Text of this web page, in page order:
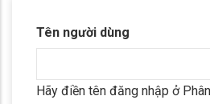
Tên người dùng
Hãy điền tên đăng nhập ở